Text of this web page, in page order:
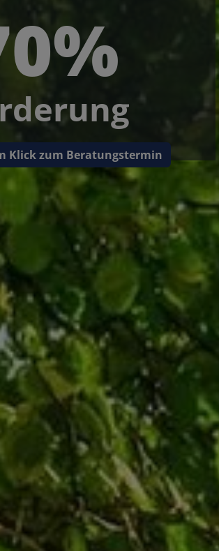
Klick zum Beratungstermin